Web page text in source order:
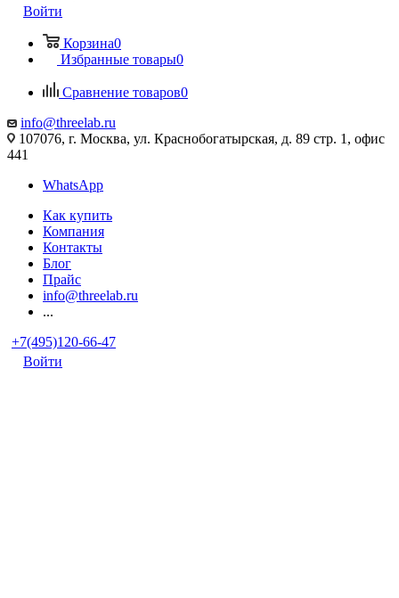
Войти
Корзина0
Избранные товары0
Сравнение товаров0
info@threelab.ru
107076, г. Москва, ул. Краснобогатырская, д. 89 стр. 1, офис
441
WhatsApp
Как купить
Компания
Контакты
Блог
Прайс
info@threelab.ru
...
+7(495)120-66-47
Войти